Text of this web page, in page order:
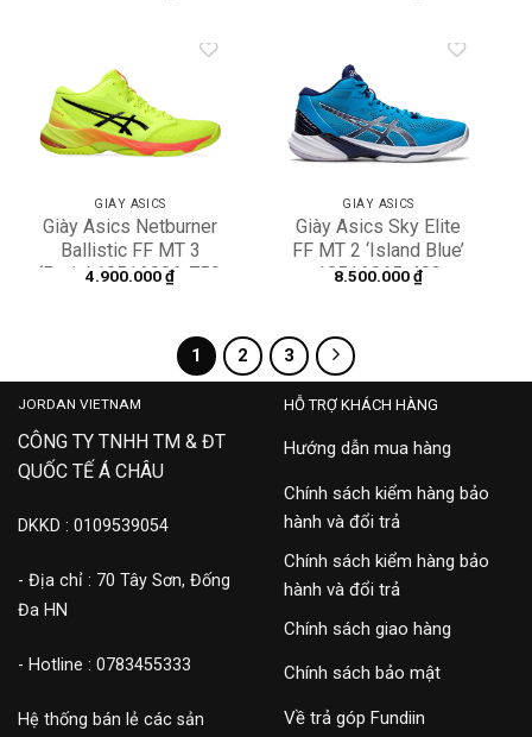
wishlist
GIÀY ASICS
Giày Asics Netburner
Ballistic FF MT 3
‘Paris’ 1051A086-750
4.900.000₫
wishlist
GIÀY ASICS
Giày Asics Sky Elite
FF MT 2 ‘Island Blue’
1051A065-403
8.500.000₫
1 2 3
JORDAN VIETNAM
CÔNG TY TNHH TM & ĐT
QUỐC TẾ Á CHÂU
DKKD : 0109539054
- Địa chỉ : 70 Tây Sơn, Đống
Đa HN
- Hotline : 0783455333
Hệ thống bán lẻ các sản
HỖ TRỢ KHÁCH HÀNG
Hướng dẫn mua hàng
Chính sách kiểm hàng bảo
hành và đổi trả
Chính sách kiểm hàng bảo
hành và đổi trả
Chính sách giao hàng
Chính sách bảo mật
Về trả góp Fundiin